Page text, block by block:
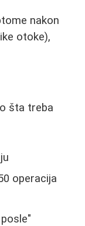
nakon
otoke),
šta treba
operacija